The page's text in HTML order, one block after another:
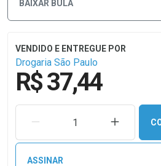
BAIXAR BULA
Drogaria São Paulo
R$ 37,44
REMOVER UMA UNIDADE
ASSINAR